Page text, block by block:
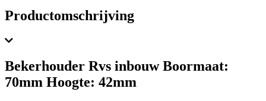
Productomschrijving
Bekerhouder Rvs inbouw Boormaat:
70mm Hoogte: 42mm